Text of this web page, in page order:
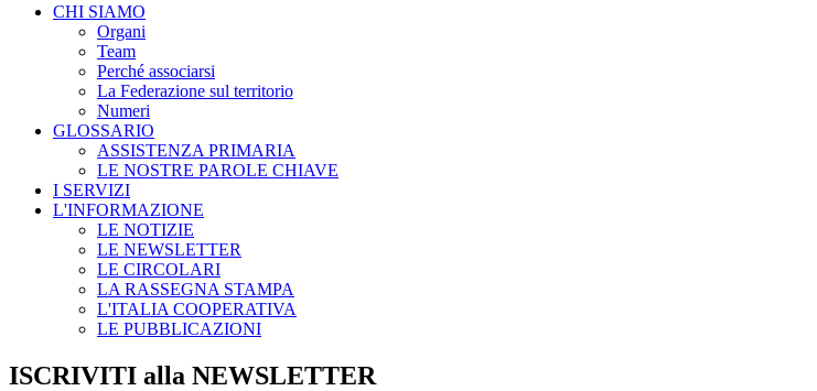
CHI SIAMO
Organi
Team
Perché associarsi
La Federazione sul territorio
Numeri
GLOSSARIO
ASSISTENZA PRIMARIA
LE NOSTRE PAROLE CHIAVE
I SERVIZI
L'INFORMAZIONE
LE NOTIZIE
LE NEWSLETTER
LE CIRCOLARI
LA RASSEGNA STAMPA
L'ITALIA COOPERATIVA
LE PUBBLICAZIONI
ISCRIVITI alla NEWSLETTER